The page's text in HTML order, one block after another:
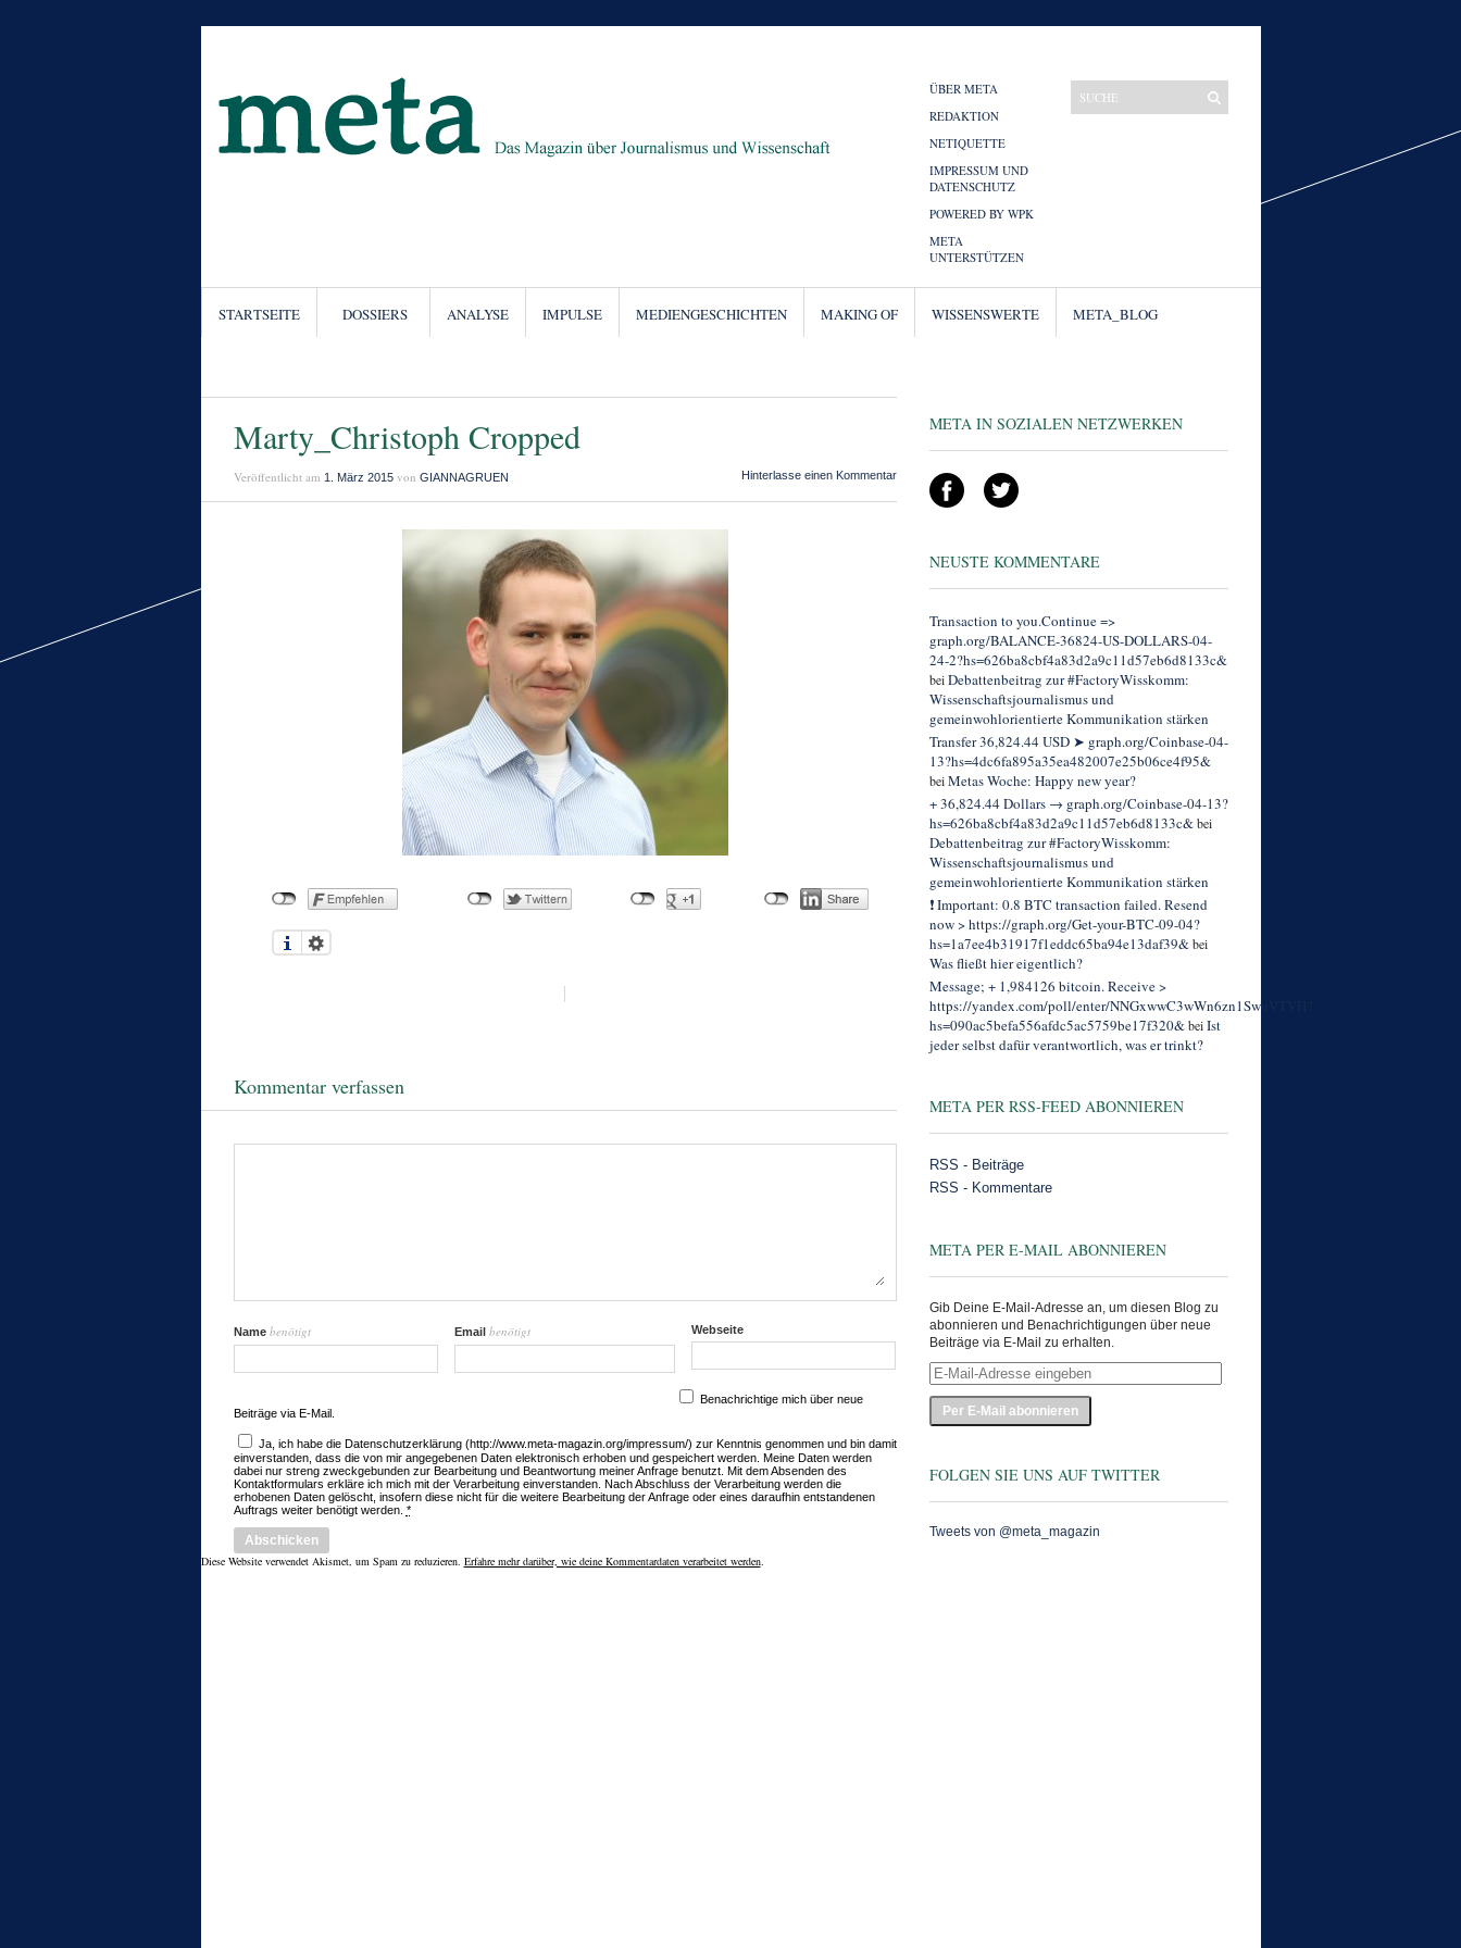
ÜBER META
REDAKTION
NETIQUETTE
IMPRESSUM UND
DATENSCHUTZ
POWERED BY WPK
META
UNTERSTÜTZEN
STARTSEITE DOSSIERS ANALYSE IMPULSE MEDIENGESCHICHTEN MAKING OF WISSENSWERTE META_BLOG
Marty_Christoph Cropped
Veröffentlicht am 1. März 2015von GIANNAGRUEN Hinterlasse einen Kommentar
Kommentar verfassen
Name benötigt Email benötigt Webseite
Benachrichtige mich über neue
Beiträge via E-Mail.
Ja, ich habe die Datenschutzerklärung (http://www.meta-magazin.org/impressum/) zur Kenntnis genommen und bin damit
einverstanden, dass die von mir angegebenen Daten elektronisch erhoben und gespeichert werden. Meine Daten werden
dabei nur streng zweckgebunden zur Bearbeitung und Beantwortung meiner Anfrage benutzt. Mit dem Absenden des
Kontaktformulars erkläre ich mich mit der Verarbeitung einverstanden. Nach Abschluss der Verarbeitung werden die
erhobenen Daten gelöscht, insofern diese nicht für die weitere Bearbeitung der Anfrage oder eines daraufhin entstandenen
Auftrags weiter benötigt werden. *
Diese Website verwendet Akismet, um Spam zu reduzieren. Erfahre mehr darüber, wie deine Kommentardaten verarbeitet werden.
META IN SOZIALEN NETZWERKEN
NEUSTE KOMMENTARE
Transaction to you.Continue =>
graph.org/BALANCE-36824-US-DOLLARS-04-
24-2?hs=626ba8cbf4a83d2a9c11d57eb6d8133c&
beiDebattenbeitrag zur #FactoryWisskomm:
Wissenschaftsjournalismus und
gemeinwohlorientierte Kommunikation stärken
Transfer 36,824.44 USD ➤ graph.org/Coinbase-04-
13?hs=4dc6fa895a35ea482007e25b06ce4f95&
beiMetas Woche: Happy new year?
+ 36,824.44 Dollars → graph.org/Coinbase-04-13?
hs=626ba8cbf4a83d2a9c11d57eb6d8133c&bei
Debattenbeitrag zur #FactoryWisskomm:
Wissenschaftsjournalismus und
gemeinwohlorientierte Kommunikation stärken
❗ Important: 0.8 BTC transaction failed. Resend
now > https://graph.org/Get-your-BTC-09-04?
hs=1a7ee4b31917f1eddc65ba94e13daf39&bei
Was fließt hier eigentlich?
Message; + 1,984126 bitcoin. Receive >
https://yandex.com/poll/enter/NNGxwwC3wWn6zn1SwuVTVH?
hs=090ac5befa556afdc5ac5759be17f320&beiIst
jeder selbst dafür verantwortlich, was er trinkt?
META PER RSS-FEED ABONNIEREN
RSS - Beiträge
RSS - Kommentare
META PER E-MAIL ABONNIEREN
Gib Deine E-Mail-Adresse an, um diesen Blog zu
abonnieren und Benachrichtigungen über neue
Beiträge via E-Mail zu erhalten.
E-
Mail-
Adresse
eingeben
FOLGEN SIE UNS AUF TWITTER
Tweets von @meta_magazin